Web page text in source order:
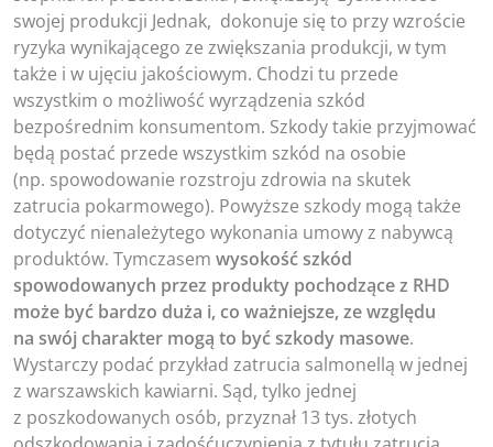
swojej produkcji Jednak, dokonuje się to przy wzroście
ryzyka wynikającego ze zwiększania produkcji, w tym
także i w ujęciu jakościowym. Chodzi tu przede
wszystkim o możliwość wyrządzenia szkód
bezpośrednim konsumentom. Szkody takie przyjmować
będą postać przede wszystkim szkód na osobie
(np. spowodowanie rozstroju zdrowia na skutek
zatrucia pokarmowego). Powyższe szkody mogą także
dotyczyć nienależytego wykonania umowy z nabywcą
produktów. Tymczasem wysokość szkód
spowodowanych przez produkty pochodzące z RHD
może być bardzo duża i, co ważniejsze, ze względu
na swój charakter mogą to być szkody masowe.
Wystarczy podać przykład zatrucia salmonellą w jednej
z warszawskich kawiarni. Sąd, tylko jednej
z poszkodowanych osób, przyznał 13 tys. złotych